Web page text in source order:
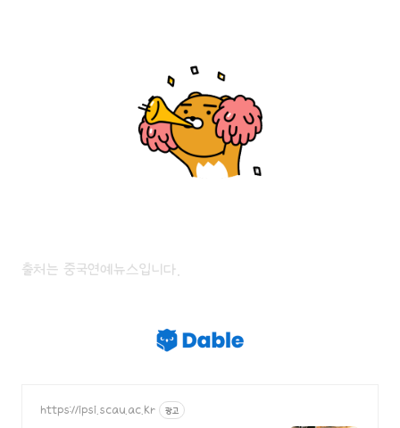
출처는 중국연예뉴스입니다.
https://ipsi.scau.ac.kr 광고